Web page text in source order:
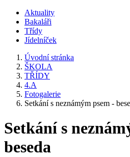
Aktuality
Bakaláři
Třídy
Jídelníček
Úvodní stránka
ŠKOLA
TŘÍDY
4.A
Fotogalerie
Setkání s neznámým psem -
Setkání s
beseda